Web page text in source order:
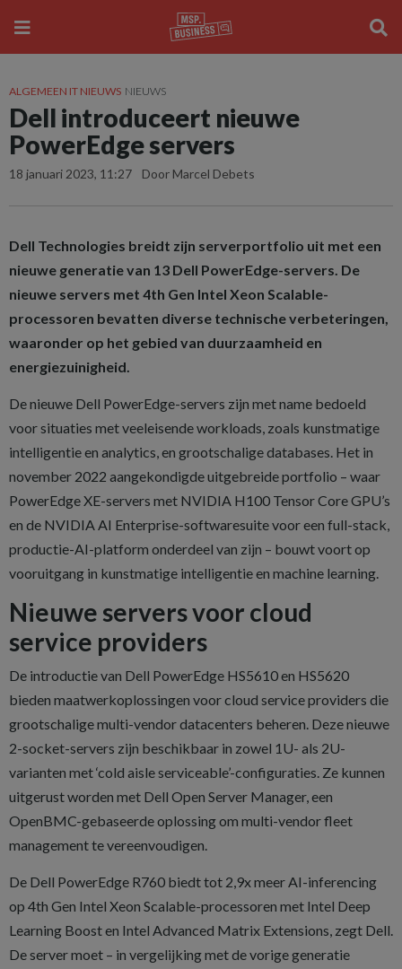
ALGEMEEN IT NIEUWS NIEUWS
Dell introduceert nieuwe
PowerEdge servers
18 januari 2023, 11:27 Door Marcel Debets
Dell Technologies breidt zijn serverportfolio uit met een
nieuwe generatie van 13 Dell PowerEdge-servers. De
nieuwe servers met 4th Gen Intel Xeon Scalable-
processoren bevatten diverse technische verbeteringen,
waaronder op het gebied van duurzaamheid en
energiezuinigheid.
De nieuwe Dell PowerEdge-servers zijn met name bedoeld
voor situaties met veeleisende workloads, zoals kunstmatige
intelligentie en analytics, en grootschalige databases. Het in
november 2022 aangekondigde uitgebreide portfolio – waar
PowerEdge XE-servers met NVIDIA H100 Tensor Core GPU’s
en de NVIDIA AI Enterprise-softwaresuite voor een full-stack,
productie-AI-platform onderdeel van zijn – bouwt voort op
vooruitgang in kunstmatige intelligentie en machine learning.
Nieuwe servers voor cloud
service providers
De introductie van Dell PowerEdge HS5610 en HS5620
bieden maatwerkoplossingen voor cloud service providers die
grootschalige multi-vendor datacenters beheren. Deze nieuwe
2-socket-servers zijn beschikbaar in zowel 1U- als 2U-
varianten met ‘cold aisle serviceable’-configuraties. Ze kunnen
uitgerust worden met Dell Open Server Manager, een
OpenBMC-gebaseerde oplossing om multi-vendor fleet
management te vereenvoudigen.
De Dell PowerEdge R760 biedt tot 2,9x meer AI-inferencing
op 4th Gen Intel Xeon Scalable-processoren met Intel Deep
Learning Boost en Intel Advanced Matrix Extensions, zegt Dell.
De server moet – in vergelijking met de vorige generatie